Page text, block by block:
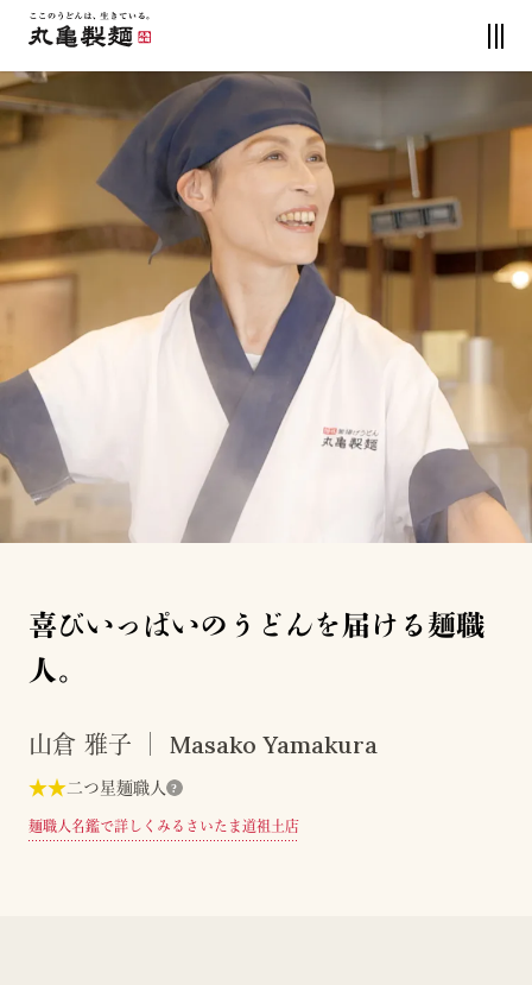
喜びいっぱいのうどんを届ける麺職
人。
山倉 雅子 Masako Yamakura
★★二つ星麺職人 ?
麺職人名鑑で詳しくみる さいたま道祖土店